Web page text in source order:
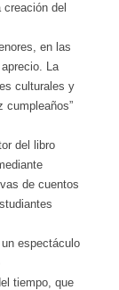
del
en las
La
culturales y
cumpleaños”
del libro
de cuentos
espectáculo
tiempo, que